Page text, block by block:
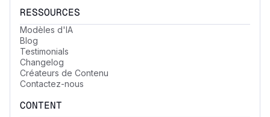
RESSOURCES
Modèles d'IA
Blog
Testimonials
Changelog
Créateurs de Contenu
Contactez-nous
CONTENT